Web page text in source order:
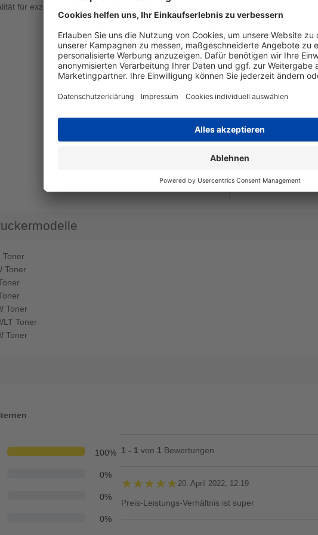
für exzellente Ausdrucke und kein minderwertiger
Artikelnummer
EAN
Seitenergiebigkeit
Art
Wiegand & Partner
Deutschland, E-
Toner
Toner
Toner
Toner
Toner
100%
0%
0%
0%
1 - 1 von 1 Bewertungen
★★★★★
★★★★★ 20. April 2022, 12:19
Preis-Leistungs-Verhältnis ist super